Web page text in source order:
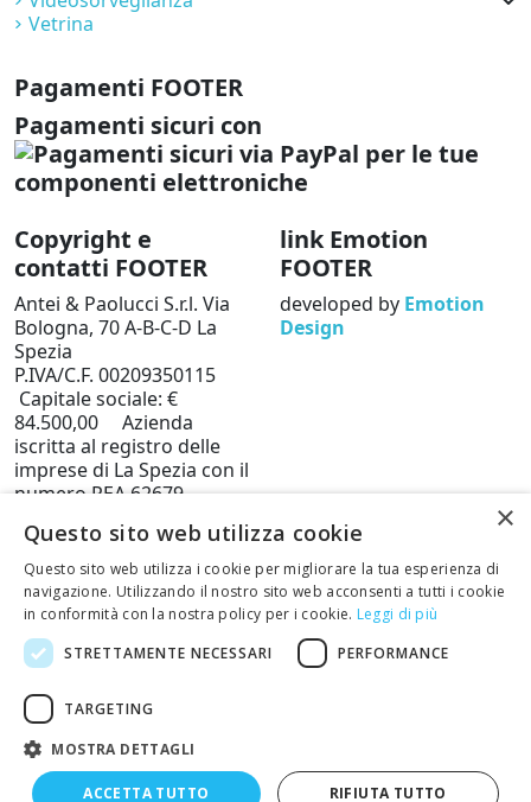
Vetrina
Pagamenti FOOTER
Pagamenti sicuri con
Copyright e
contatti FOOTER
Antei & Paolucci S.r.l. Via
Bologna, 70 A-B-C-D La
Spezia
P.IVA/C.F. 00209350115
Capitale sociale: €
84.500,00 Azienda
iscritta al registro delle
imprese di La Spezia con il
numero REA 62679
Policy
Telefono: 0187 502359
Scrivi una mail al nostro
staff +
link Emotion
FOOTER
developed by Emotion
Design
Restituisci articoli
×
Questo sito web utilizza cookie
Questo sito web utilizza i cookie per migliorare la tua esperienza di
navigazione. Utilizzando il nostro sito web acconsenti a tutti i cookie
in conformità con la nostra policy per i cookie. Leggi di più
STRETTAMENTE NECESSARI
PERFORMANCE
TARGETING
MOSTRA DETTAGLI
ACCETTA TUTTO RIFIUTA TUTTO